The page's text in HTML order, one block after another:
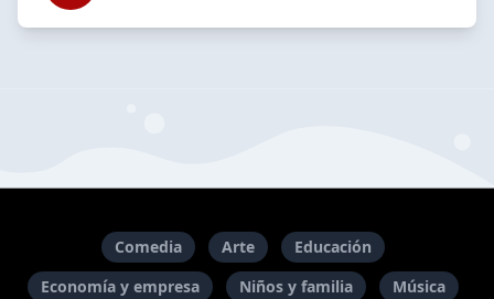
Comedia Arte
Educación
Economía y empresa
Niños y familia Música